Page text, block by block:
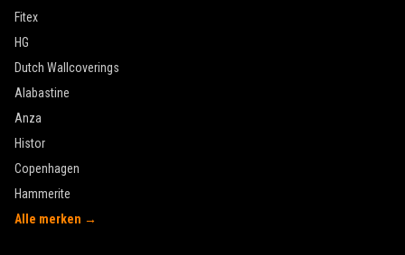
Fitex
HG
Dutch Wallcoverings
Alabastine
Anza
Histor
Copenhagen
Hammerite
Alle merken →